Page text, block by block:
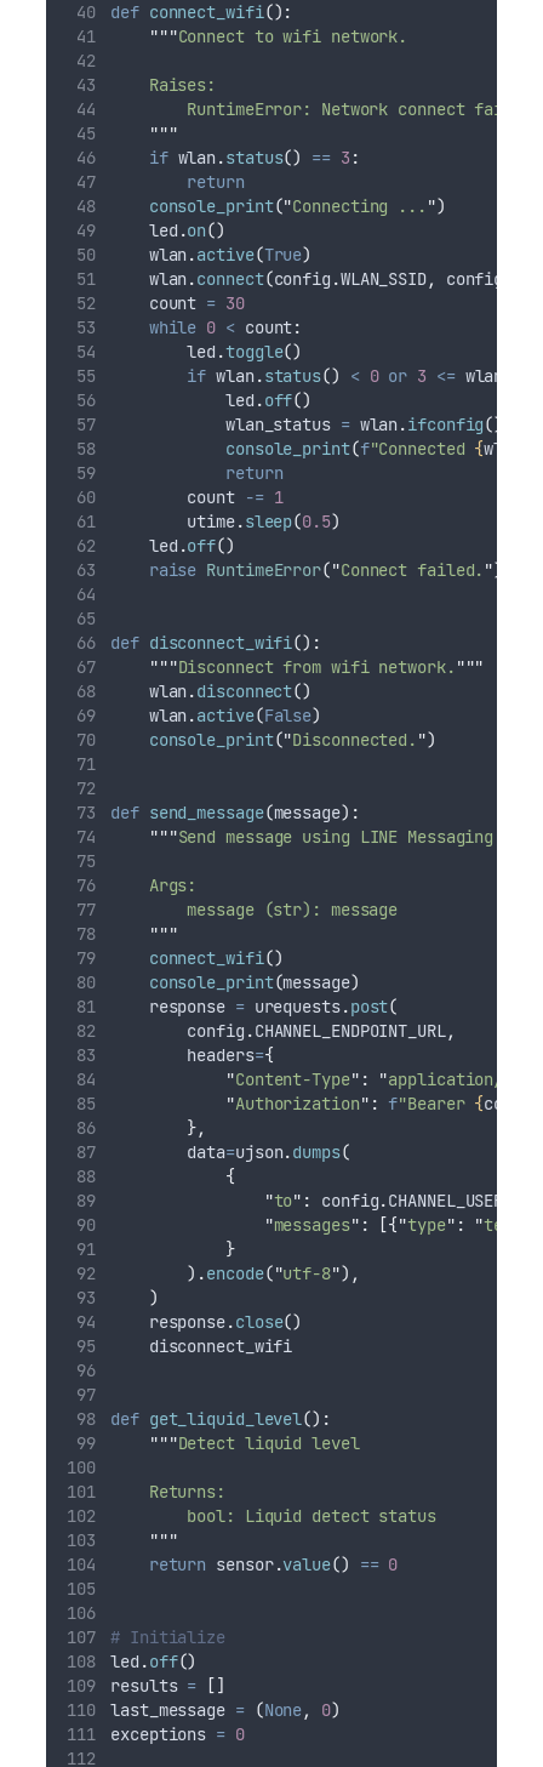
def connect_wifi():
"""Connect to wifi network.
    Raises:
RuntimeError: Network connect
"""
if wlan.status() == 3 :
return
console_print("Connecting ... ")
    led
.on()
    wlan
.active(True)
    wlan
.connect(config .WLAN_SSID, config
    count
= 30
while 0 < count:
        led
.toggle()
if wlan.status() < 0 or 3 <= wlan
            led
.off()
            wlan_status
= wlan.ifconfig()
console_print(f"Connected {
return
        count
-= 1
        utime
.sleep(0.5)
    led
.off()
raise RuntimeError("Connect failed. ")
def disconnect_wifi():
"""Disconnect from wifi network. """
    wlan
.disconnect()
    wlan
.active(False)
console_print("Disconnected. ")
def send_message(message):
"""Send message using LINE Messaging API
    Args:
        message (str): message
"""
connect_wifi()
console_print(message)
    response
= urequests.post(
        config
.CHANNEL_ENDPOINT_URL,
headers={
"Content-Type" : "application/json
"Authorization" : f"Bearer {config
},
data=ujson.dumps(
{
"to" : config.CHANNEL_USER_ID
"messages" : [{"type" : "text
}
).encode("utf-8"),
)
    response
.close()
    disconnect_wifi
def get_liquid_level():
"""Detect liquid level
    Returns:
        bool: Liquid detect status
"""
return sensor.value() == 0
# Initialize
led .off()
results =
[]
last_message = (None, 0)
exceptions = 0